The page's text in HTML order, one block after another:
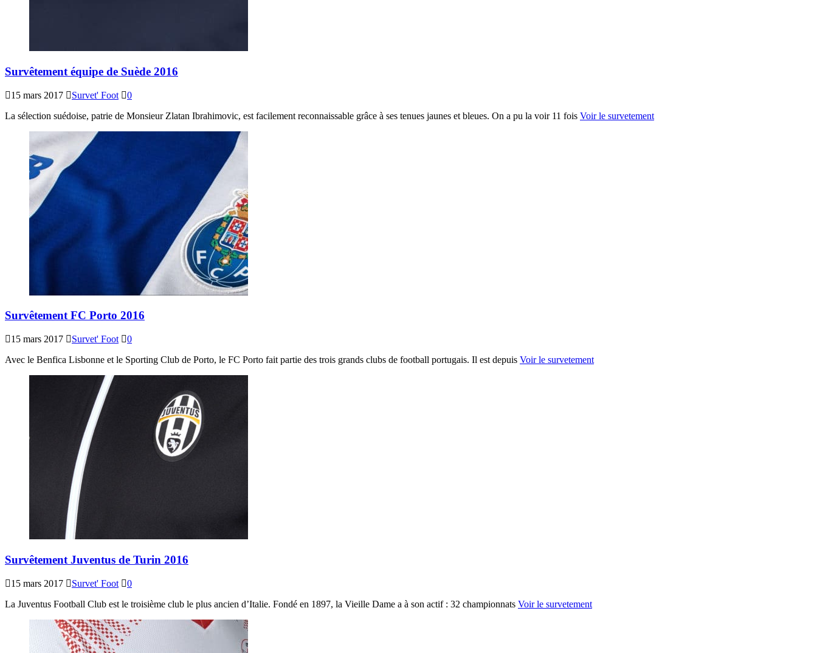
Survêtement équipe de Suède 2016
15 mars 2017 Survet' Foot
0
La sélection suédoise, patrie de Monsieur Zlatan Ibrahimovic, est facilement reconnaissable grâce à ses tenues jaunes et bleues. On a pu la voir 11 fois Voir le survetement
Survêtement FC Porto 2016
15 mars 2017 Survet' Foot
0
Avec le Benfica Lisbonne et le Sporting Club de Porto, le FC Porto fait partie des trois grands clubs de football portugais. Il est depuis Voir le survetement
Survêtement Juventus de Turin 2016
15 mars 2017 Survet' Foot
0
La Juventus Football Club est le troisième club le plus ancien d’Italie. Fondé en 1897, la Vieille Dame a à son actif : 32 championnats Voir le survetement